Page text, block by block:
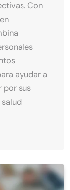
Con
ayudar a
por sus